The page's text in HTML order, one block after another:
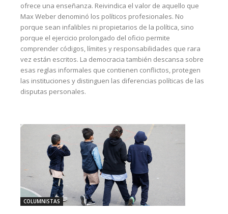
ofrece una enseñanza. Reivindica el valor de aquello que
Max Weber denominó los políticos profesionales. No
porque sean infalibles ni propietarios de la política, sino
porque el ejercicio prolongado del oficio permite
comprender códigos, límites y responsabilidades que rara
vez están escritos. La democracia también descansa sobre
esas reglas informales que contienen conflictos, protegen
las instituciones y distinguen las diferencias políticas de las
disputas personales.
COLUMNISTAS